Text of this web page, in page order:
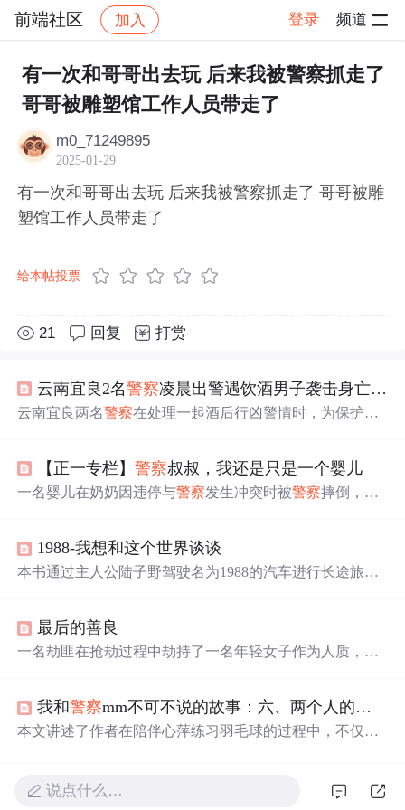
前端社区 加入 登录 频道
社区 前端社区 感慨 帖子详情
有一次和哥哥出去玩 后来我被警察抓走了
哥哥被雕塑馆工作人员带走了
m0_71249895
2025-01-29
有一次和哥哥出去玩 后来我被警察抓走了 哥哥被雕
塑馆工作人员带走了
给本帖投票
21 回复 打赏
云南宜良2名警察凌晨出警遇饮酒男子袭击身亡-宜良-民警-出警
云南宜良两名警察在处理一起酒后行凶警情时，为保护群
分别为37岁和26岁。
【正一专栏】警察叔叔，我还是只是一个婴儿
一名婴儿在奶奶因违停与警察发生冲突时被警察摔倒，事
1988-我想和这个世界谈谈
本书通过主人公陆子野驾驶名为1988的汽车进行长途旅行
的命运与故事。最终，这段旅程不仅是一场地理上的迁
徙，更是一次心灵的探索。
最后的善良
一名劫匪在抢劫过程中劫持了一名年轻女子作为人质，并
我和警察mm不可不说的故事：六、两个人的球
本文讲述了作者在陪伴心萍练习羽毛球的过程中，不仅帮
说点什么…